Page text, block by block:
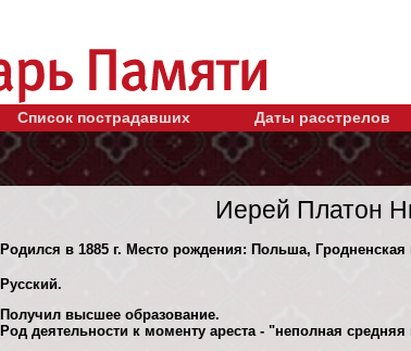
Список пострадавших Даты расстрелов
Иерей Платон
Родился в 1885 г. Место рождения: Польша,
Русский.
Получил высшее образование.
Род деятельности к моменту ареста - "неполная